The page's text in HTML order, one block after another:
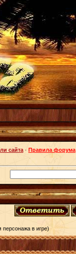
сайта · Правила форума
персонажа в игре)